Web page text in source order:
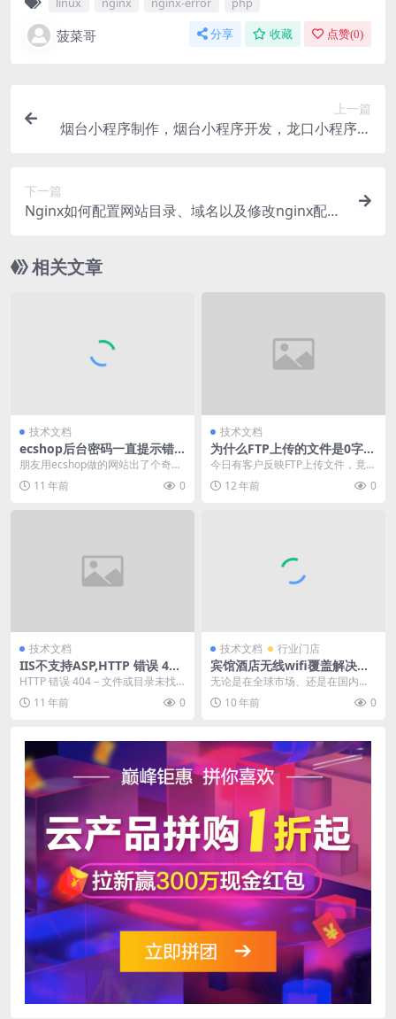
菠菜哥 分享 收藏 点赞(0)
上一篇
烟台小程序制作，烟台小程序开发，龙口小程序制
下一篇
Nginx如何配置网站目录、域名以及修改nginx配置
相关文章
技术文档
ecshop后台密码一直提示错
误，修改也没用，明明是正确
朋友用ecshop做的网站出了个奇怪
的问题，说是密码忘记了，我说
好，我帮你改一下...
11 年前 0
技术文档
为什么FTP上传的文件是0字
节,FTP上传文件0字节的解决
今日有客户反映FTP上传文件，竟然
是0字节，反复传了多次，都是0字
节，什么原因导...
12 年前 0
技术文档
IIS不支持ASP,HTTP 错误 404
– 文件或目录未找到的解决办
法
HTTP 错误 404 – 文件或目录未找
到。 Internet 信...
11 年前 0
技术文档 行业门店
宾馆酒店无线wifi覆盖解决方
案,烟台酒店宾馆无线wifi营销
方案
无论是在全球市场、还是在国内，
“酒店宾馆WiFi无线上网”已经成为最
受关注、最吸...
10 年前 0